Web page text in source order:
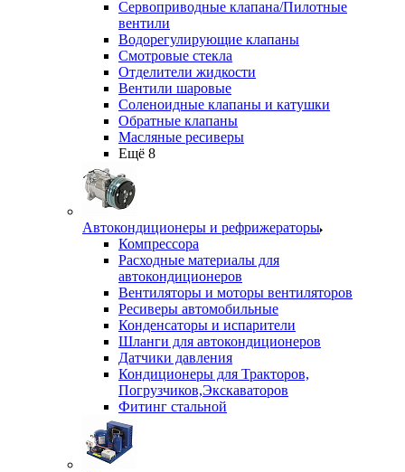
Сервоприводные клапана/Пилотные
вентили
Водорегулирующие клапаны
Смотровые стекла
Отделители жидкости
Вентили шаровые
Соленоидные клапаны и катушки
Обратные клапаны
Масляные ресиверы
Ещё 8
Автокондиционеры и рефрижераторы
Компрессора
Расходные материалы для
автокондиционеров
Вентиляторы и моторы вентиляторов
Ресиверы автомобильные
Конденсаторы и испарители
Шланги для автокондиционеров
Датчики давления
Кондиционеры для Тракторов,
Погрузчиков,Экскаваторов
Фитинг стальной